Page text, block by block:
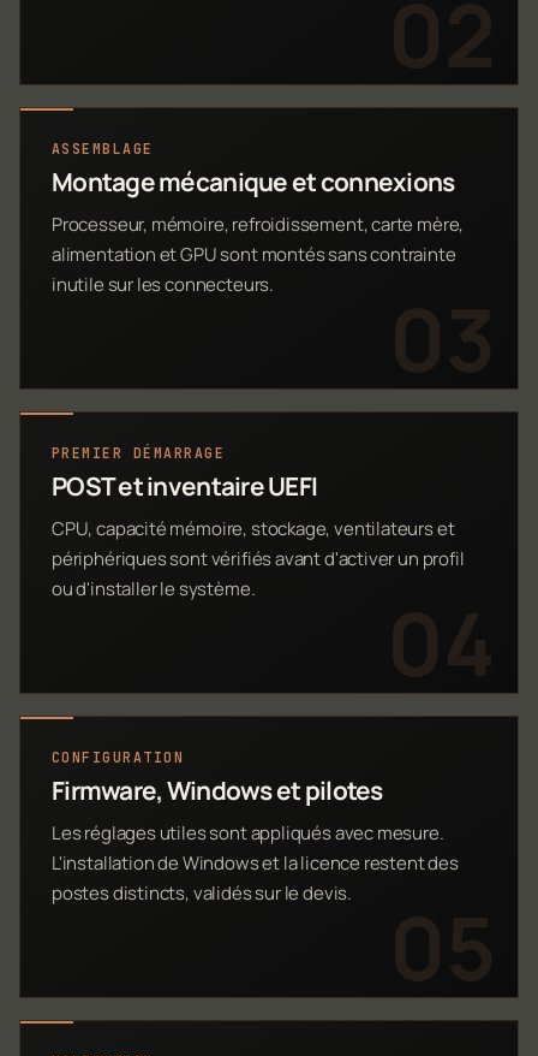
ASSEMBLAGE
Montage mécanique et connexions
Processeur, mémoire, refroidissement, carte mère,
alimentation et GPU sont montés sans contrainte
inutile sur les connecteurs.
PREMIER DÉMARRAGE
POST et inventaire UEFI
CPU, capacité mémoire, stockage, ventilateurs et
périphériques sont vérifiés avant d'activer un profil
ou d'installer le système.
CONFIGURATION
Firmware, Windows et pilotes
Les réglages utiles sont appliqués avec mesure.
L'installation de Windows et la licence restent des
postes distincts, validés sur le devis.